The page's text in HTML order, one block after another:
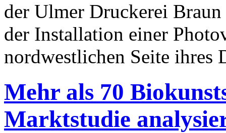
der Ulmer Druckerei
der Installation einer
nordwestlichen Seite ihres
Mehr als 70
Marktstudie